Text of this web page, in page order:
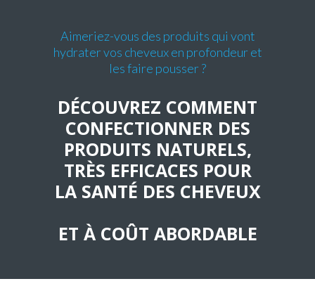
Aimeriez-vous des produits qui vont
hydrater vos cheveux en profondeur et
les faire pousser ?
DÉCOUVREZ COMMENT
CONFECTIONNER DES
PRODUITS NATURELS,
TRÈS EFFICACES POUR
LA SANTÉ DES CHEVEUX
ET À COÛT ABORDABLE